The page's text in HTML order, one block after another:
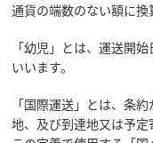
通貨の端数のない額に換
「幼児」とは、運送開
いいます。
「国際運送」とは、条
地、及び到達地又は予定